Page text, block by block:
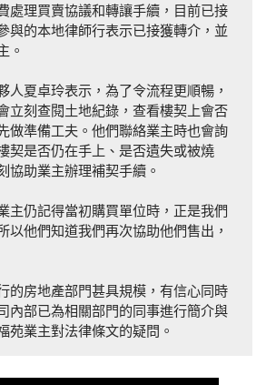
處理買賣協議和轉讓手續，目前已接
與的本地律師行表示已接獲轉介，並
。
人夏卓玲表示，為了令流程更順暢，
立刻查閱土地紀錄，查看樓契上會否
做準備工夫。他們聯絡業主時也會詢
契是否仍在手上、是否遺失或被燒
協助業主辦理補契手續。
主仍記得當初購買單位時，正是我們
以他們知道我們再次協助他們售出，
的房地產部門甚具規模，有信心同時
內部已為相關部門的同事進行簡介與
苑業主對法律條文的疑問。